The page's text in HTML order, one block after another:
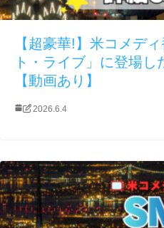
【超豪華!】米コメデ
ト・ライブ」に登場
【動画あり】
2026.6.4